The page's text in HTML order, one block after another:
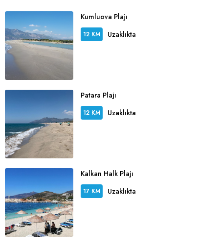
Kumluova Plajı
12 KM Uzaklıkta
Patara Plajı
12 KM Uzaklıkta
Kalkan Halk Plajı
17 KM Uzaklıkta